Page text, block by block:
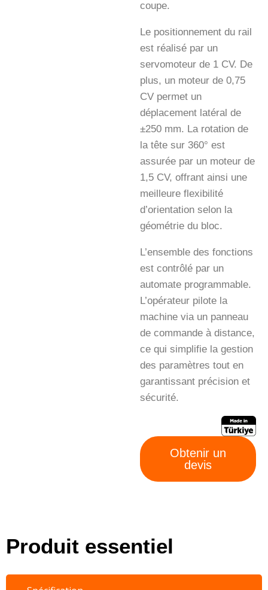
coupe.
Le positionnement du rail
est réalisé par un
servomoteur de 1 CV. De
plus, un moteur de 0,75
CV permet un
déplacement latéral de
±250 mm. La rotation de
la tête sur 360° est
assurée par un moteur de
1,5 CV, offrant ainsi une
meilleure flexibilité
d’orientation selon la
géométrie du bloc.
L’ensemble des fonctions
est contrôlé par un
automate programmable.
L’opérateur pilote la
machine via un panneau
de commande à distance,
ce qui simplifie la gestion
des paramètres tout en
garantissant précision et
sécurité.
Obtenir un
devis
Produit essentiel